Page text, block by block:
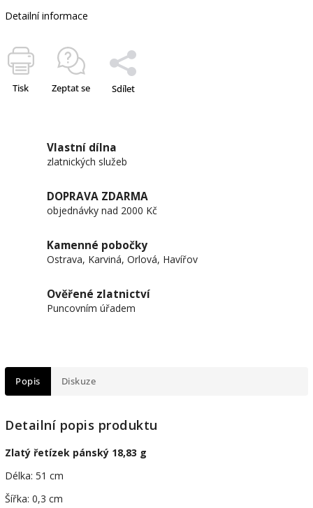
Detailní informace
Tisk Zeptat se Sdílet
Vlastní dílna
zlatnických služeb
DOPRAVA ZDARMA
objednávky nad 2000 Kč
Kamenné pobočky
Ostrava, Karviná, Orlová, Havířov
Ověřené zlatnictví
Puncovním úřadem
Popis Diskuze
Detailní popis produktu
Zlatý řetízek pánský 18,83 g
Délka: 51 cm
Šířka: 0,3 cm